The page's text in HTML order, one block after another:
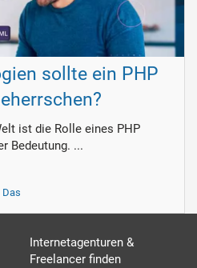
sollte ein PHP
ist die Rolle eines PHP
Bedeutung. ...
Das
Internetagenturen &
Freelancer finden